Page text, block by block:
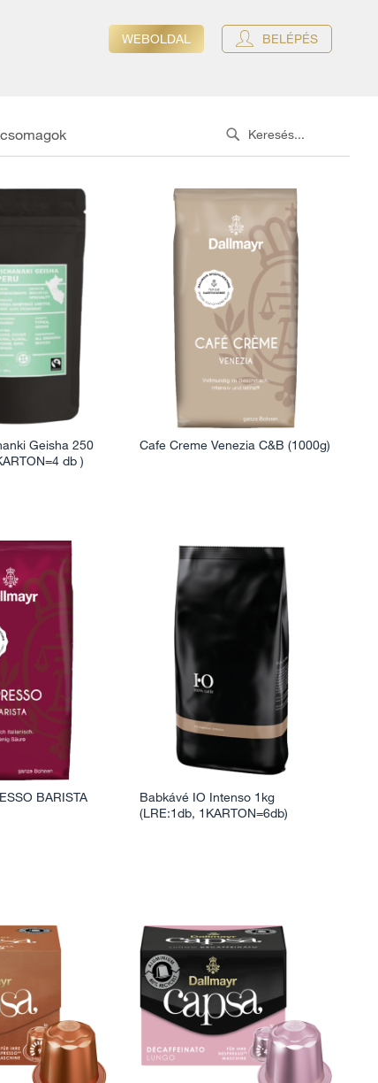
BELÉPÉS
WEBOLDAL
Search
SEARCH
Geisha 250
db )
Cafe Creme Venezia C&B (1000g)
BARISTA
Babkávé IO Intenso 1kg
(LRE:1db, 1KARTON=6db)